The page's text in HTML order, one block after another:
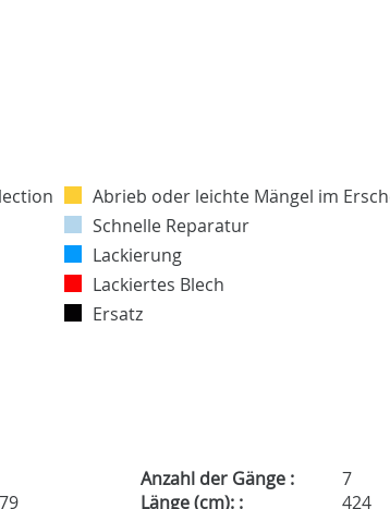
Abrieb oder leichte Mängel im
Schnelle Reparatur
Lackierung
Lackiertes Blech
Ersatz
Anzahl der Gänge :
7
Länge (cm): : 424